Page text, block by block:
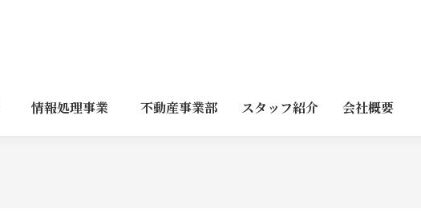
情報処理事業 不動産事業部 スタッフ紹介 会社概要